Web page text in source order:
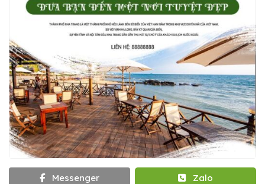
Messenger Zalo